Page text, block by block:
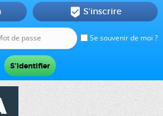
Se souvenir de moi ?
 S'inscrire